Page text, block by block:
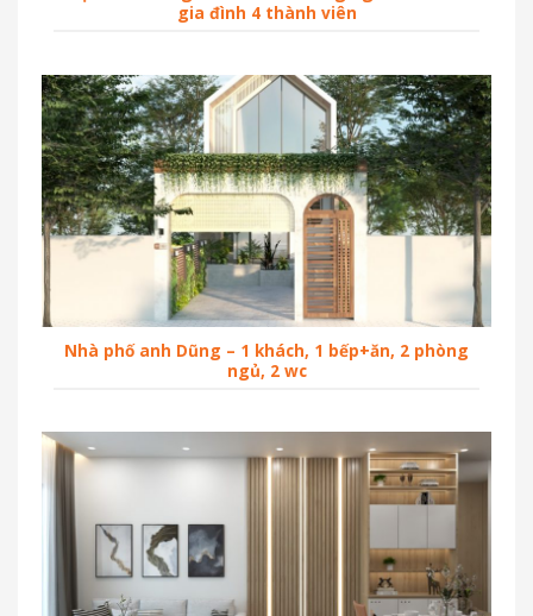
gia đình 4 thành viên
Nhà phố anh Dũng – 1 khách, 1 bếp+ăn, 2 phòng
ngủ, 2 wc